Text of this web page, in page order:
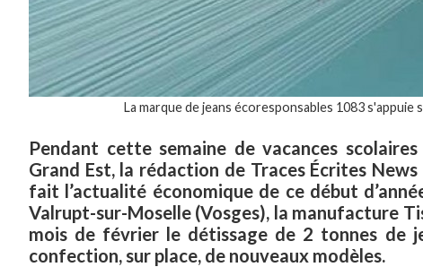
La marque de jeans écoresponsables 1083
Pendant cette semaine de vacances
Grand Est, la rédaction de Traces Écrites
fait l’actualité économique de ce début
Valrupt-sur-Moselle (Vosges), la manufacture
mois de février le détissage de 2 tonnes de
confection, sur place, de nouveaux modèles.